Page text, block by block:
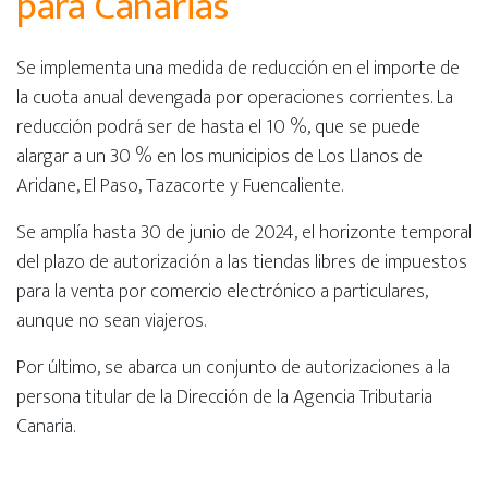
Se implementa una medida de reducción en el importe de
la cuota anual devengada por operaciones corrientes. La
reducción podrá ser de hasta el 10 %, que se puede
alargar a un 30 % en los municipios de Los Llanos de
Aridane, El Paso, Tazacorte y Fuencaliente.
Se amplía hasta 30 de junio de 2024, el horizonte temporal
del plazo de autorización a las tiendas libres de impuestos
para la venta por comercio electrónico a particulares,
aunque no sean viajeros.
Por último, se abarca un conjunto de autorizaciones a la
persona titular de la Dirección de la Agencia Tributaria
Canaria.